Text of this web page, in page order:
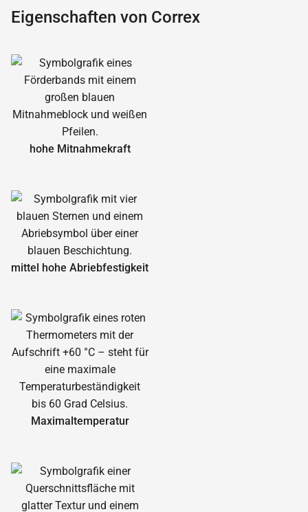
Eigenschaften von Correx
hohe Mitnahmekraft
mittel hohe Abrieb­festigkeit
Maximal­temperatur